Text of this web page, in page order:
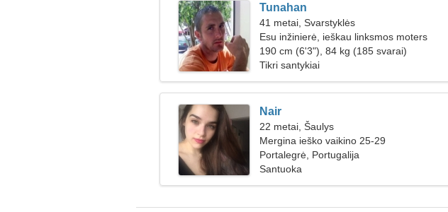
Tunahan
41 metai, Svarstyklės
Esu inžinierė, ieškau linksmos moters
190 cm (6'3"), 84 kg (185 svarai)
Tikri santykiai
Nair
22 metai, Šaulys
Mergina ieško vaikino 25-29
Portalegrė, Portugalija
Santuoka